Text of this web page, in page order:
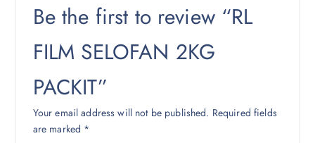
Be the first to review “RL
FILM SELOFAN 2KG
PACKIT”
Your email address will not be published. Required fields
are marked *